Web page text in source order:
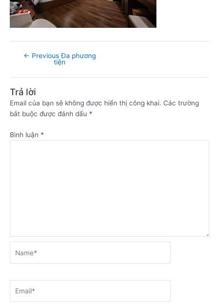
← Previous Đa phương
tiện
Trả lời
Email của bạn sẽ không được hiển thị công khai. Các trường
bắt buộc được đánh dấu *
Bình luận *